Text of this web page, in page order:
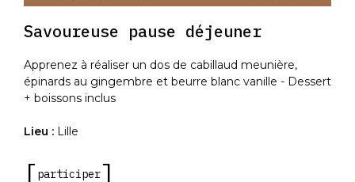
Savoureuse pause déjeuner
Apprenez à réaliser un dos de cabillaud meunière,
épinards au gingembre et beurre blanc vanille - Dessert
+ boissons inclus
Lieu : Lille
participer